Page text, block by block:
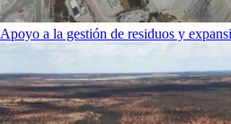
Apoyo a la gestión de residuos y